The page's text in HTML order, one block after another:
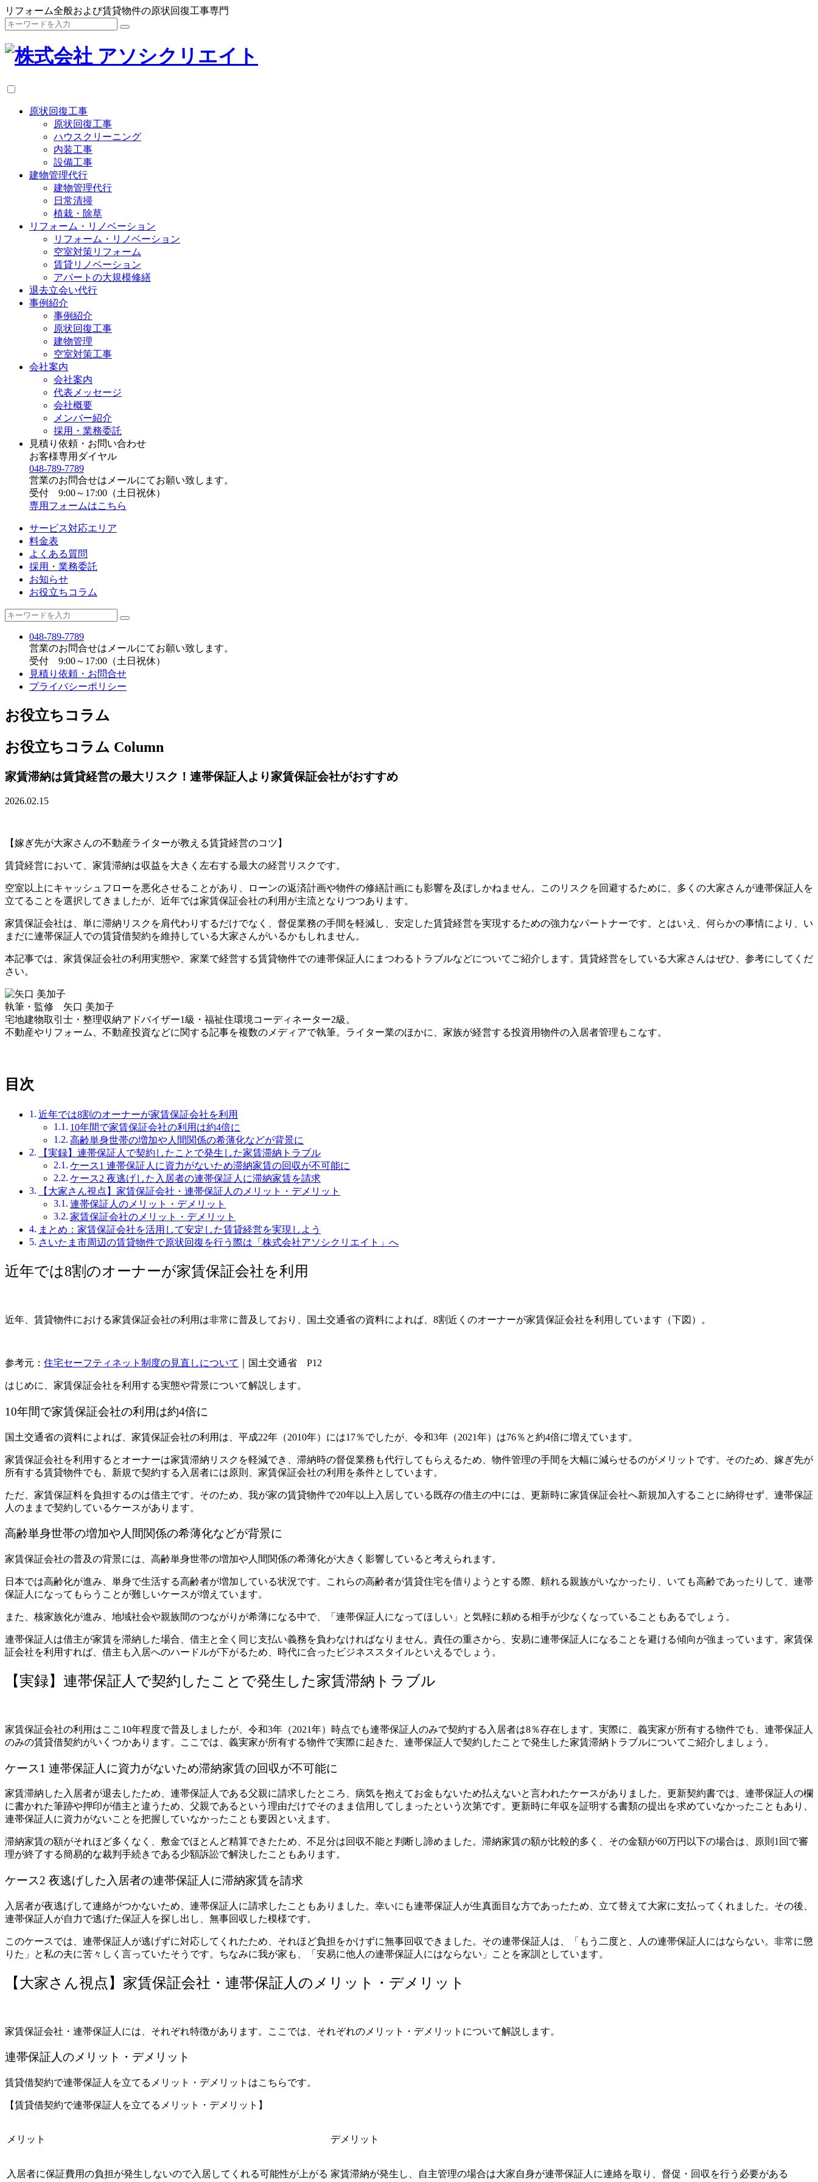
リフォーム全般および賃貸物件の原状回復工事専門
原状回復工事
原状回復工事
ハウスクリーニング
内装工事
設備工事
建物管理代行
建物管理代行
日常清掃
植栽・除草
リフォーム・リノベーション
リフォーム・リノベーション
空室対策リフォーム
賃貸リノベーション
アパートの大規模修繕
退去立会い代行
事例紹介
事例紹介
原状回復工事
建物管理
空室対策工事
会社案内
会社案内
代表メッセージ
会社概要
メンバー紹介
採用・業務委託
見積り依頼・お問い合わせ
お客様専用ダイヤル
048-789-7789
営業のお問合せはメールにてお願い致します。
受付 9:00～17:00（土日祝休）
専用フォームはこちら
サービス対応エリア
料金表
よくある質問
採用・業務委託
お知らせ
お役立ちコラム
048-789-7789
営業のお問合せはメールにてお願い致します。
受付 9:00～17:00（土日祝休）
見積り依頼・お問合せ
プライバシーポリシー
お役立ちコラム
お役立ちコラム Column
家賃滞納は賃貸経営の最大リスク！連帯保証人より家賃保証会社がおすすめ
2026.02.15
【嫁ぎ先が大家さんの不動産ライターが教える賃貸経営のコツ】
賃貸経営において、家賃滞納は収益を大きく左右する最大の経営リスクです。
空室以上にキャッシュフローを悪化させることがあり、ローンの返済計画や物件の修繕計画にも影響を及ぼしかねません。
このリスクを回避するために、多くの大家さんが連帯保証人を
立てることを選択してきましたが、近年では家賃保証会社の利用が主流となりつつあります。
家賃保証会社は、単に滞納リスクを肩代わりするだけでなく、督促業務の手間を軽減し、安定した賃貸経営を実現するための強力なパートナーです。
とはいえ、何らかの事情により、い
まだに連帯保証人での賃貸借契約を維持している大家さんがいるかもしれません。
本記事では、家賃保証会社の利用実態や、家業で経営する賃貸物件での連帯保証人にまつわるトラブルなどについてご紹介します。賃貸経営をしている大家さんはぜひ、参考にしてくだ
さい。
執筆・監修 矢口 美加子
宅地建物取引士・整理収納アドバイザー1級・福祉住環境コーディネーター2級。
不動産やリフォーム、不動産投資などに関する記事を複数のメディアで執筆。ライター業のほかに、家族が経営する投資用物件の入居者管理もこなす。
目次
近年では8割のオーナーが家賃保証会社を利用
10年間で家賃保証会社の利用は約4倍に
高齢単身世帯の増加や人間関係の希薄化などが背景に
【実録】連帯保証人で契約したことで発生した家賃滞納トラブル
ケース1 連帯保証人に資力がないため滞納家賃の回収が不可能に
ケース2 夜逃げした入居者の連帯保証人に滞納家賃を請求
【大家さん視点】家賃保証会社・連帯保証人のメリット・デメリット
連帯保証人のメリット・デメリット
家賃保証会社のメリット・デメリット
まとめ：家賃保証会社を活用して安定した賃貸経営を実現しよう
さいたま市周辺の賃貸物件で原状回復を行う際は「株式会社アソシクリエイト」へ
近年では8割のオーナーが家賃保証会社を利用
近年、賃貸物件における家賃保証会社の利用は非常に普及しており、国土交通省の資料によれば、8割近くのオーナーが家賃保証会社を利用しています（下図）。
参考元： 住宅セーフティネット制度の見直しについて ｜国土交通省 P12
はじめに、家賃保証会社を利用する実態や背景について解説します。
10年間で家賃保証会社の利用は約4倍に
国土交通省の資料によれば、家賃保証会社の利用は、平成22年（2010年）には17％でしたが、令和3年（2021年）は76％と約4倍に増えています。
家賃保証会社を利用するとオーナーは家賃滞納リスクを軽減でき、滞納時の督促業務も代行してもらえるため、物件管理の手間を大幅に減らせるのがメリットです。 そのため、嫁ぎ先が
所有する賃貸物件でも、新規で契約する入居者には原則、家賃保証会社の利用を条件としています。
ただ、家賃保証料を負担するのは借主です。 そのため、我が家の賃貸物件で20年以上入居している既存の借主の中には、更新時に家賃保証会社へ新規加入することに納得せず、連帯保証
人のままで契約しているケースがあります。
高齢単身世帯の増加や人間関係の希薄化などが背景に
家賃保証会社の普及の背景には、高齢単身世帯の増加や人間関係の希薄化が大きく影響していると考えられます。
日本では高齢化が進み、単身で生活する高齢者が増加している状況です。
これらの高齢者が賃貸住宅を借りようとする際、頼れる親族がいなかったり、いても高齢であったりして、連帯
保証人になってもらうことが難しいケースが増えています。
また、核家族化が進み、地域社会や親族間のつながりが希薄になる中で、「連帯保証人になってほしい」と気軽に頼める相手が少なくなっていることもあるでしょう。
連帯保証人は借主が家賃を滞納した場合、借主と全く同じ支払い義務を負わなければなりません。 責任の重さから、安易に連帯保証人になることを避ける傾向が強まっています。 家賃保
証会社を利用すれば、借主も入居へのハードルが下がるため、時代に合ったビジネススタイルといえるでしょう。
【実録】連帯保証人で契約したことで発生した家賃滞納トラブル
家賃保証会社の利用はここ10年程度で普及しましたが、令和3年（2021年）時点でも連帯保証人のみで契約する入居者は8％存在します。 実際に、義実家が所有する物件でも、連帯保証人
のみの賃貸借契約がいくつかあります。
ここでは、義実家が所有する物件で実際に起きた、連帯保証人で契約したことで発生した家賃滞納トラブルについてご紹介しましょう。
ケース1 連帯保証人に資力がないため滞納家賃の回収が不可能に
家賃滞納した入居者が退去したため、連帯保証人である父親に請求したところ、病気を抱えてお金もないため払えないと言われたケースがありました。 更新契約書では、連帯保証人の欄
に書かれた筆跡や押印が借主と違うため、父親であるという理由だけでそのまま信用してしまったという次第です。 更新時に年収を証明する書類の提出を求めていなかったこともあり、
連帯保証人に資力がないことを把握していなかったことも要因といえます。
滞納家賃の額がそれほど多くなく、敷金でほとんど精算できたため、不足分は回収不能と判断し諦めました。 滞納家賃の額が比較的多く、その金額が60万円以下の場合は、原則1回で審
理が終了する簡易的な裁判手続きである少額訴訟で解決したこともあります。
ケース2 夜逃げした入居者の連帯保証人に滞納家賃を請求
入居者が夜逃げして連絡がつかないため、連帯保証人に請求したこともありました。 幸いにも連帯保証人が生真面目な方であったため、立て替えて大家に支払ってくれました。その後、
連帯保証人が自力で逃げた保証人を探し出し、無事回収した模様です。
このケースでは、連帯保証人が逃げずに対応してくれたため、それほど負担をかけずに無事回収できました。 その連帯保証人は、「もう二度と、人の連帯保証人にはならない。非常に懲
りた」と私の夫に苦々しく言っていたそうです。ちなみに我が家も、「安易に他人の連帯保証人にはならない」ことを家訓としています。
【大家さん視点】家賃保証会社・連帯保証人のメリット・デメリット
家賃保証会社・連帯保証人には、それぞれ特徴があります。 ここでは、それぞれのメリット・デメリットについて解説します。
連帯保証人のメリット・デメリット
賃貸借契約で連帯保証人を立てるメリット・デメリットはこちらです。
【賃貸借契約で連帯保証人を立てるメリット・デメリット】
メリット デメリット
入居者に保証費用の負担が発生しないので入居してくれる可能性が上がる 家賃滞納が発生し、自主管理の場合は大家自身が連帯保証人に連絡を取り、督促・回収を行う必要がある